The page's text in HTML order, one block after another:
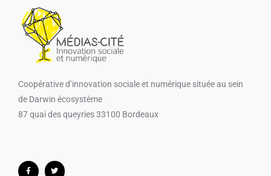
Coopérative d’innovation sociale et numérique​ située au sein
de Darwin écosystème
87 quai des queyries 33100 Bordeaux